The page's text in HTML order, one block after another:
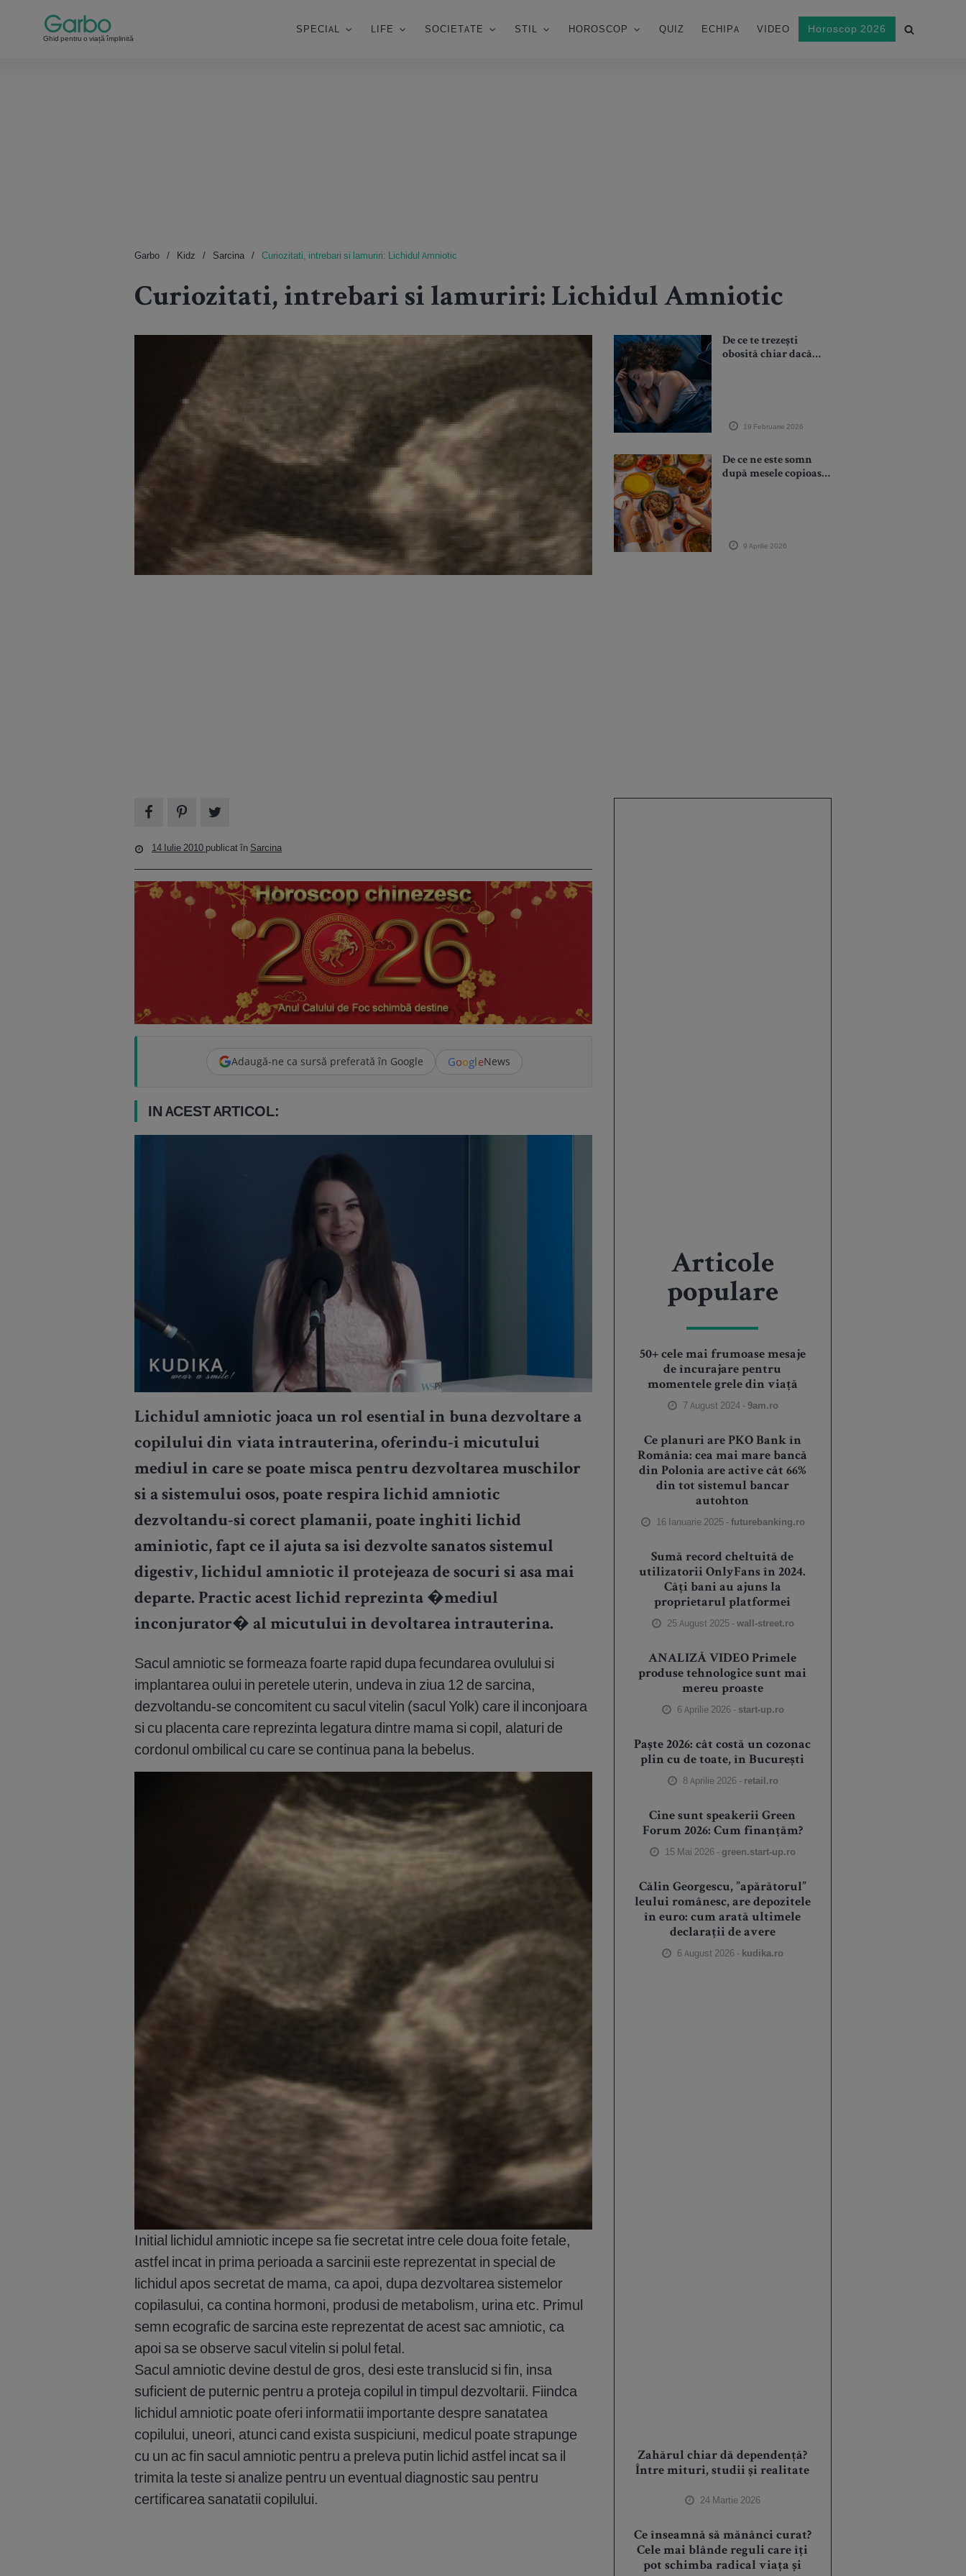
Ghid pentru o viață împlinită
SPECIAL LIFE SOCIETATE STIL HOROSCOP QUIZ ECHIPA VIDEO Horoscop 2026
Garbo Kidz Sarcina Curiozitati, intrebari si lamuriri: Lichidul Amniotic
Curiozitati, intrebari si lamuriri: Lichidul Amniotic
De ce te trezești
obosită chiar dacă
19 Februarie 2026
De ce ne este somn
după mesele copioase?
9 Aprilie 2026
14 Iulie 2010 publicat în Sarcina
Adaugă-ne ca sursă preferată în Google GoogleNews
IN ACEST ARTICOL:
Lichidul amniotic joaca un rol esential in buna dezvoltare a
copilului din viata intrauterina, oferindu-i micutului
mediul in care se poate misca pentru dezvoltarea muschilor
si a sistemului osos, poate respira lichid amniotic
dezvoltandu-si corect plamanii, poate inghiti lichid
aminiotic, fapt ce il ajuta sa isi dezvolte sanatos sistemul
digestiv, lichidul amniotic il protejeaza de socuri si asa mai
departe. Practic acest lichid reprezinta �mediul
inconjurator� al micutului in devoltarea intrauterina.
Sacul amniotic se formeaza foarte rapid dupa fecundarea ovulului si
implantarea oului in peretele uterin, undeva in ziua 12 de sarcina,
dezvoltandu-se concomitent cu sacul vitelin (sacul Yolk) care il inconjoara
si cu placenta care reprezinta legatura dintre mama si copil, alaturi de
cordonul ombilical cu care se continua pana la bebelus.
Initial lichidul amniotic incepe sa fie secretat intre cele doua foite fetale,
astfel incat in prima perioada a sarcinii este reprezentat in special de
lichidul apos secretat de mama, ca apoi, dupa dezvoltarea sistemelor
copilasului, ca contina hormoni, produsi de metabolism, urina etc. Primul
semn ecografic de sarcina este reprezentat de acest sac amniotic, ca
apoi sa se observe sacul vitelin si polul fetal.
Sacul amniotic devine destul de gros, desi este translucid si fin, insa
suficient de puternic pentru a proteja copilul in timpul dezvoltarii. Fiindca
lichidul amniotic poate oferi informatii importante despre sanatatea
copilului, uneori, atunci cand exista suspiciuni, medicul poate strapunge
cu un ac fin sacul amniotic pentru a preleva putin lichid astfel incat sa il
trimita la teste si analize pentru un eventual diagnostic sau pentru
certificarea sanatatii copilului.
Articole
populare
50+ cele mai frumoase mesaje
de încurajare pentru
momentele grele din viață
7 August 2024 -9am.ro
Ce planuri are PKO Bank în
România: cea mai mare bancă
din Polonia are active cât 66%
din tot sistemul bancar
autohton
16 Ianuarie 2025 -futurebanking.ro
Sumă record cheltuită de
utilizatorii OnlyFans în 2024.
Câți bani au ajuns la
proprietarul platformei
25 August 2025 -wall-street.ro
ANALIZĂ VIDEO Primele
produse tehnologice sunt mai
mereu proaste
6 Aprilie 2026 - start-up.ro
Paște 2026: cât costă un cozonac
plin cu de toate, în București
8 Aprilie 2026 - retail.ro
Cine sunt speakerii Green
Forum 2026: Cum finanțăm?
15 Mai 2026 - green.start-up.ro
Călin Georgescu, ”apărătorul”
leului românesc, are depozitele
în euro: cum arată ultimele
declarații de avere
6 August 2026 - kudika.ro
Zahărul chiar dă dependență?
Între mituri, studii și realitate
24 Martie 2026
Ce înseamnă să mănânci curat?
Cele mai blânde reguli care îți
pot schimba radical viața și